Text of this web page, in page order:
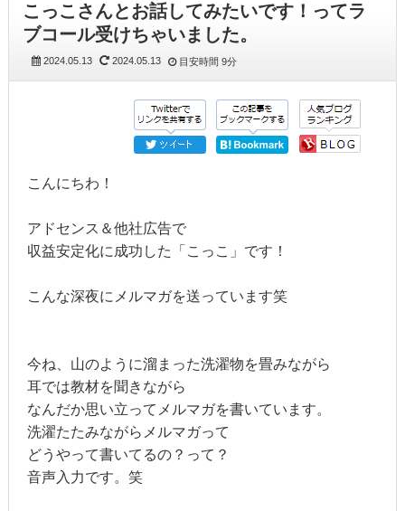
こっこさんとお話してみたいです！ってラ
ブコール受けちゃいました。
2024.05.13 2024.05.13 目安時間 9分
こんにちわ！
アドセンス＆他社広告で
収益安定化に成功した「こっこ」です！
こんな深夜にメルマガを送っています笑
今ね、山のように溜まった洗濯物を畳みながら
耳では教材を聞きながら
なんだか思い立ってメルマガを書いています。
洗濯たたみながらメルマガって
どうやって書いてるの？って？
音声入力です。笑